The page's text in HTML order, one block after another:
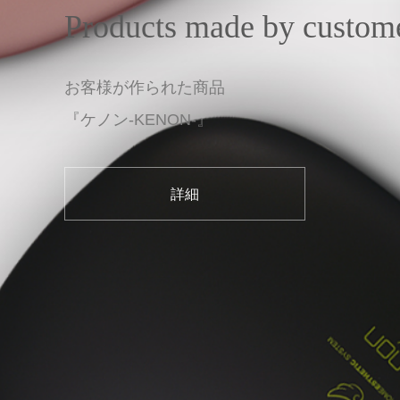
Products made by
お客様が作られた商品
『ケノン-KENON-』
詳細